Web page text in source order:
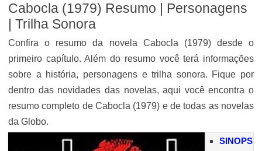
Cabocla (1979) Resumo | Personagens
| Trilha Sonora
Confira o resumo da novela Cabocla (1979) desde o
primeiro capítulo. Além do resumo você terá informações
sobre a história, personagens e trilha sonora. Fique por
dentro das novidades das novelas, aqui você encontra o
resumo completo de Cabocla (1979) e de todas as novelas
da Globo.
SINOPS